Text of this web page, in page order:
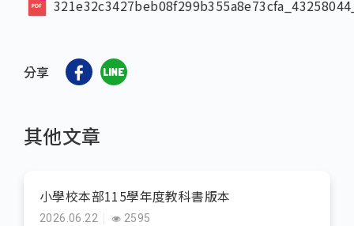
分享
其他文章
小學校本部115學年度教科書版本
2026.06.22 2595